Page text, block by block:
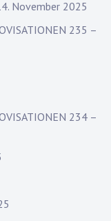
November 2025
235 –
234 –